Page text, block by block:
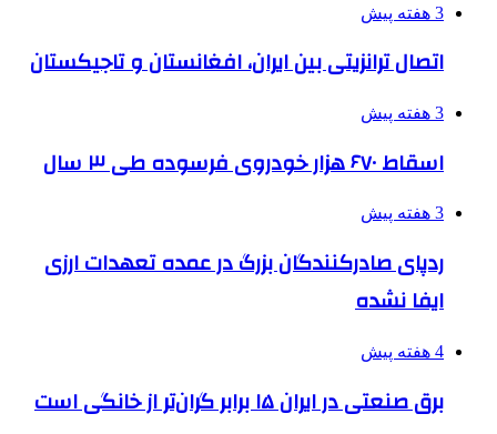
3 هفته پیش
اتصال ترانزیتی بین ایران، افغانستان و تاجیکستان
3 هفته پیش
اسقاط ۶۷۰ هزار خودروی فرسوده طی ۳ سال
3 هفته پیش
ردپای صادرکنندگان بزرگ در عمده تعهدات ارزی
ایفا نشده
4 هفته پیش
برق صنعتی در ایران ۱۵ برابر گران‌تر از خانگی است